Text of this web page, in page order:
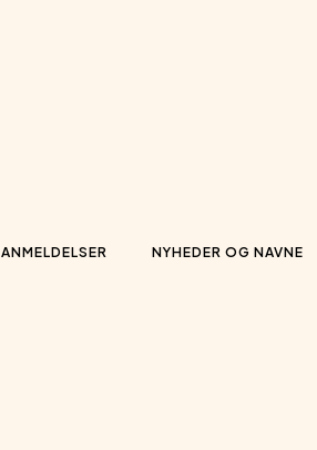
ANMELDELSER NYHEDER OG NAVNE